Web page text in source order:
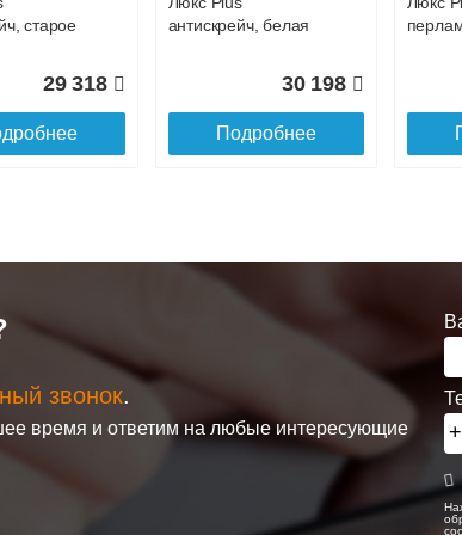
Леон
17 390
Тумба с раковиной
Style Line Даллас
Леон 120 L Люкс
Тумба
120 L
серая
старое
29 318
антискрейч, белая
30 198
Подробнее
Тумба с раковиной
Style Line Матис 70
Тумба
Style
70
серая,
звонок.
время и ответим на любые интересующие